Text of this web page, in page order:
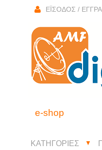
ΈΙΣΟΔΟΣ /
e-shop
ΚΑΤΗΓΟΡΊΕΣ ▼